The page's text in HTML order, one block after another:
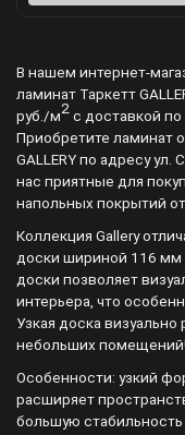
В нашем интернет-
ламинат Таркетт
руб./м2с доставкой по
Приобретите ламинат
GALLERY по адресу ул.
нас приятные для
напольных покрытий
Коллекция Gallery
доски шириной 116
доски позволяет
интерьера, что
Узкая доска
небольших помещений!
Особенности: узкий
расширяет
большую